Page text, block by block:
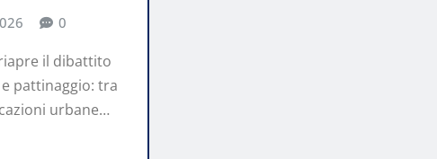
0
il dibattito
pattinaggio: tra
urbane…